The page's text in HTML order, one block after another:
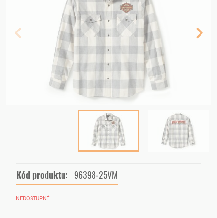
Kód produktu: 96398-25VM
NEDOSTUPNÉ